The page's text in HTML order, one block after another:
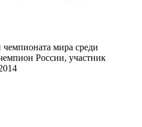
мира среди
России, участник